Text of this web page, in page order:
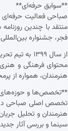
**سوابق حرفه‌ای**
منتقد با چندین
فجر، جشنواره
از سال
محتوای فرهنگی و
هنرمندان، همواره از
**تخصص‌ها و
تخصص اصلی صباحی در
هنرمندان و تحلیل
سینما و بررسی آثار